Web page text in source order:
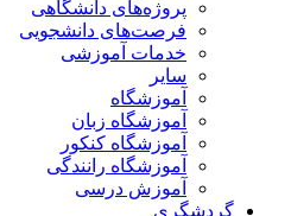
پروژه‌های دانشگاهی
فرصت‌های دانشجویی
خدمات آموزشی
سایر
آموزشگاه
آموزشگاه زبان
آموزشگاه کنکور
آموزشگاه رانندگی
آموزش درسی
گردشگری